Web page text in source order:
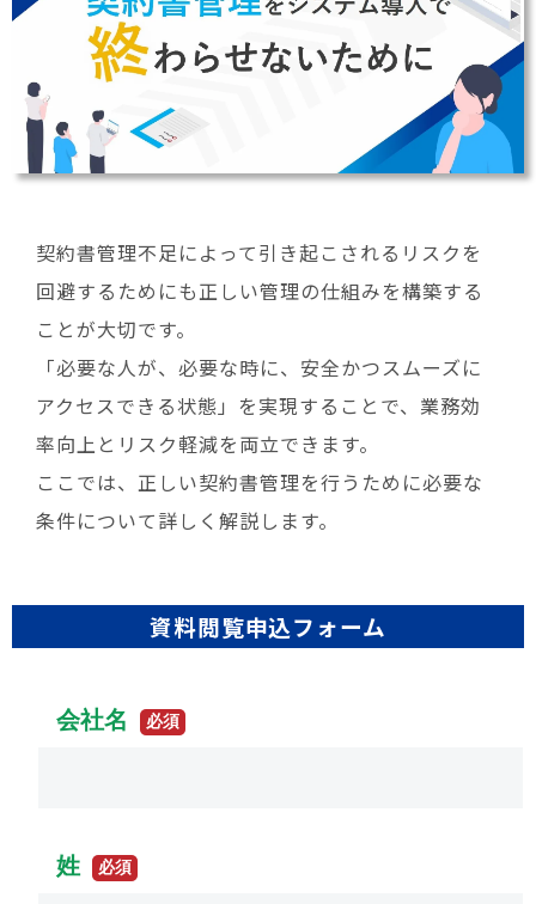
契約書管理不足によって引き起こされるリスクを
回避するためにも正しい管理の仕組みを構築する
ことが大切です。
「必要な人が、必要な時に、安全かつスムーズに
アクセスできる状態」を実現することで、業務効
率向上とリスク軽減を両立できます。
ここでは、正しい契約書管理を行うために必要な
条件について詳しく解説します。
資料閲覧申込フォーム